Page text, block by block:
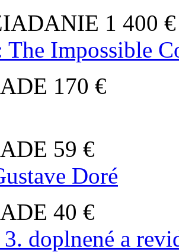
1 400 €
The Impossible
170 €
59 €
Doré
40 €
doplnené a